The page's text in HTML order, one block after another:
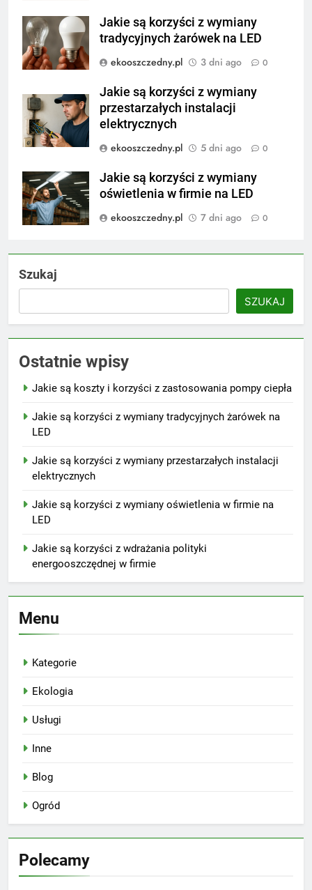
Jakie są korzyści z wymiany
tradycyjnych żarówek na LED
ekooszczedny.pl
3 dni ago 0
Jakie są korzyści z wymiany
przestarzałych instalacji
elektrycznych
ekooszczedny.pl
5 dni ago 0
Jakie są korzyści z wymiany
oświetlenia w firmie na LED
ekooszczedny.pl
7 dni ago 0
Szukaj
SZUKAJ
Ostatnie wpisy
Jakie są koszty i korzyści z zastosowania pompy ciepła
Jakie są korzyści z wymiany tradycyjnych żarówek na
LED
Jakie są korzyści z wymiany przestarzałych instalacji
elektrycznych
Jakie są korzyści z wymiany oświetlenia w firmie na
LED
Jakie są korzyści z wdrażania polityki
energooszczędnej w firmie
Menu
Kategorie
Ekologia
Usługi
Inne
Blog
Ogród
Polecamy